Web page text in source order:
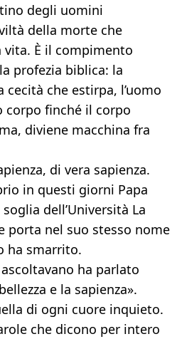
degli uomini
della morte che
È il compimento
profezia biblica: la
cecità che estirpa, l’uomo
corpo finché il corpo
diviene macchina fra
di vera sapienza.
in questi giorni Papa
dell’Università La
porta nel suo stesso nome
ha smarrito.
ha parlato
e la sapienza».
di ogni cuore inquieto.
che dicono per intero